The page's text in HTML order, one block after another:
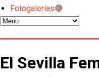
Fotogalerías🔴
El Sevilla